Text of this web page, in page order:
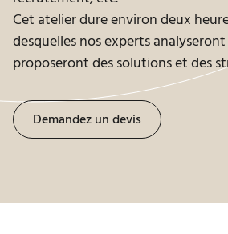
Cet atelier dure environ deux
desquelles nos experts
proposeront des solutions et des
Demandez un devis